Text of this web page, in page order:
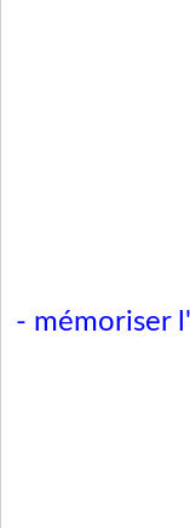
- mémoriser